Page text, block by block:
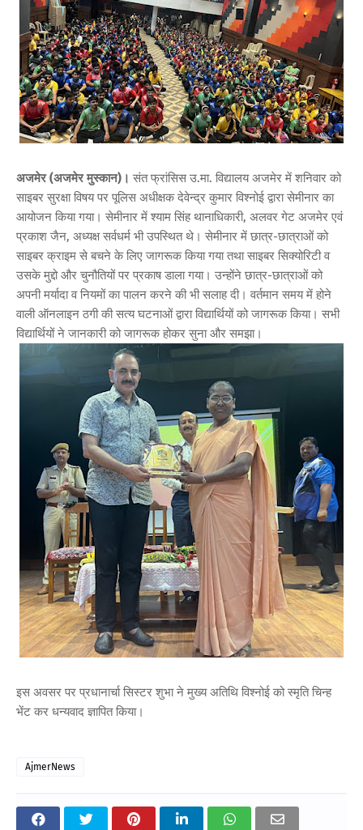
अजमेर (अजमेर मुस्कान)। संत फ्रांसिस उ.मा. विद्यालय अजमेर में शनिवार को
साइबर सुरक्षा विषय पर पूलिस अधीक्षक देवेन्द्र कुमार विश्नोई द्वारा सेमीनार का
आयोजन किया गया। सेमीनार में श्याम सिंह थानाधिकारी, अलवर गेट अजमेर एवं
प्रकाश जैन, अध्यक्ष सर्वधर्म भी उपस्थित थे। सेमीनार में छात्र-छात्राओं को
साइबर क्राइम से बचने के लिए जागरूक किया गया तथा साइबर सिक्योरिटी व
उसके मुद्दो और चुनौतियों पर प्रकाष डाला गया। उन्होंने छात्र-छात्राओं को
अपनी मर्यादा व नियमों का पालन करने की भी सलाह दी। वर्तमान समय में होने
वाली ऑनलाइन ठगी की सत्य घटनाओं द्वारा विद्यार्थियों को जागरूक किया। सभी
विद्यार्थियों ने जानकारी को जागरूक होकर सुना और समझा।
इस अवसर पर प्रधानार्चा सिस्टर शुभा ने मुख्य अतिथि विश्नोई को स्मृति चिन्ह
भेंट कर धन्यवाद ज्ञापित किया।
AjmerNews